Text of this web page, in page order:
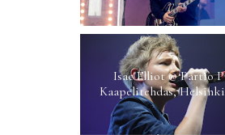
Isac Elliot @ Partio
Kaapelitehdas, Helsinki